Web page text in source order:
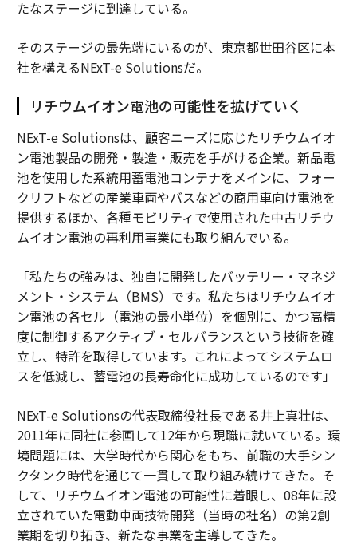
たなステージに到達している。
そのステージの最先端にいるのが、東京都世田谷区に本
社を構えるNExT-e Solutionsだ。
リチウムイオン電池の可能性を拡げていく
NExT-e Solutionsは、顧客ニーズに応じたリチウムイオ
ン電池製品の開発・製造・販売を手がける企業。新品電
池を使用した系統用蓄電池コンテナをメインに、フォー
クリフトなどの産業車両やバスなどの商用車向け電池を
提供するほか、各種モビリティで使用された中古リチウ
ムイオン電池の再利用事業にも取り組んでいる。
「私たちの強みは、独自に開発したバッテリー・マネジ
メント・システム（BMS）です。私たちはリチウムイオ
ン電池の各セル（電池の最小単位）を個別に、かつ高精
度に制御するアクティブ・セルバランスという技術を確
立し、特許を取得しています。これによってシステムロ
スを低減し、蓄電池の長寿命化に成功しているのです」
NExT-e Solutionsの代表取締役社長である井上真壮は、
2011年に同社に参画して12年から現職に就いている。環
境問題には、大学時代から関心をもち、前職の大手シン
クタンク時代を通じて一貫して取り組み続けてきた。そ
して、リチウムイオン電池の可能性に着眼し、08年に設
立されていた電動車両技術開発（当時の社名）の第2創
業期を切り拓き、新たな事業を主導してきた。